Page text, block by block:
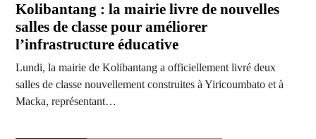
Kolibantang : la mairie livre de nouvelles
salles de classe pour améliorer
l’infrastructure éducative
Lundi, la mairie de Kolibantang a officiellement livré deux
salles de classe nouvellement construites à Yiricoumbato et à
Macka, représentant…